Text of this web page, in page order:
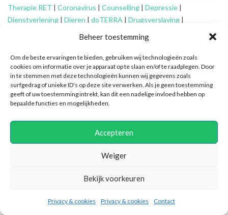
Beheer toestemming
Om de beste ervaringen te bieden, gebruiken wij technologieën zoals
cookies om informatie over je apparaat op te slaan en/of te raadplegen. Door
in te stemmen met deze technologieën kunnen wij gegevens zoals
surfgedrag of unieke ID's op deze site verwerken. Als je geen toestemming
geeft of uw toestemming intrekt, kan dit een nadelige invloed hebben op
bepaalde functies en mogelijkheden.
Accepteren
Weiger
Bekijk voorkeuren
Privacy & cookies Privacy & cookies Contact
Therapie RET | Coronavirus | Counselling | Depressie |
Dienstverlening | Dieren | doTERRA | Drugsverslaving |
Engelen |
Familie-opstellingen
Financieel advies ouderen|Financiële problemen|Financiën
Fytotherapie|Gameverslaving|Gedragsproblemen|Geheime
genootschappen|Geluk|Gescheiden ouders|Gidsen|
Graancirkels|Grenzen aangeven|Grenzen stellen|Healing|
Hiernamaals|Hooggevoeligheid/HSP
|Kleptomanie
Mindfulness|Mishandeling|Narcisme|Natuurlijke verzorging|
Ondersteuning
Overspannenheid|Paniekaanvallen
|Praktische ondersteuning|Pubers|Quantum